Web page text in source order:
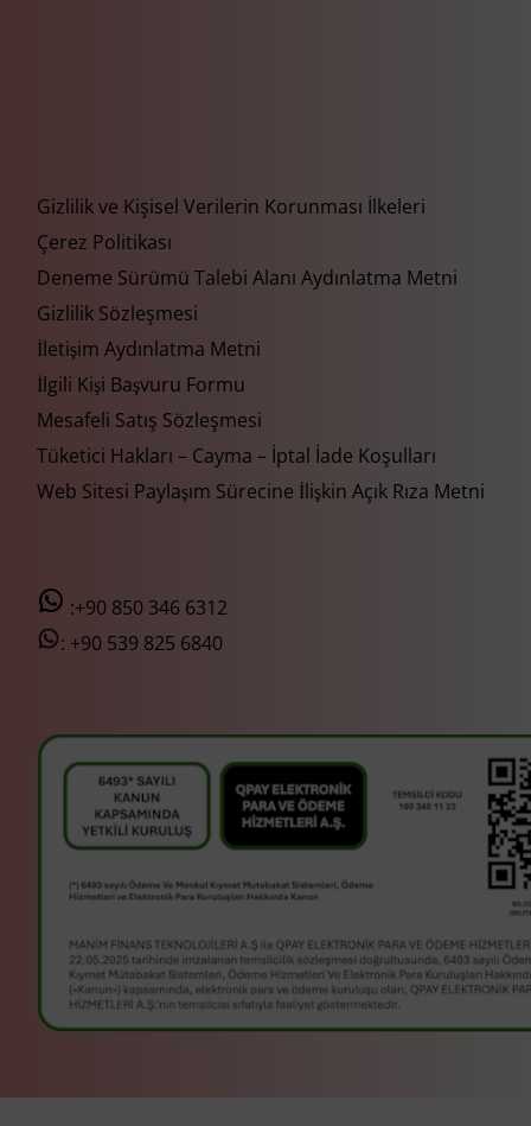
Gizlilik ve Kişisel Verilerin Korunması İlkeleri
Çerez Politikası
Deneme Sürümü Talebi Alanı Aydınlatma Metni
Gizlilik Sözleşmesi
İletişim Aydınlatma Metni
İlgili Kişi Başvuru Formu
Mesafeli Satış Sözleşmesi
Tüketici Hakları – Cayma – İptal İade Koşulları
Web Sitesi Paylaşım Sürecine İlişkin Açık Rıza Metni
:+90 850 346 6312
: +90 539 825 6840